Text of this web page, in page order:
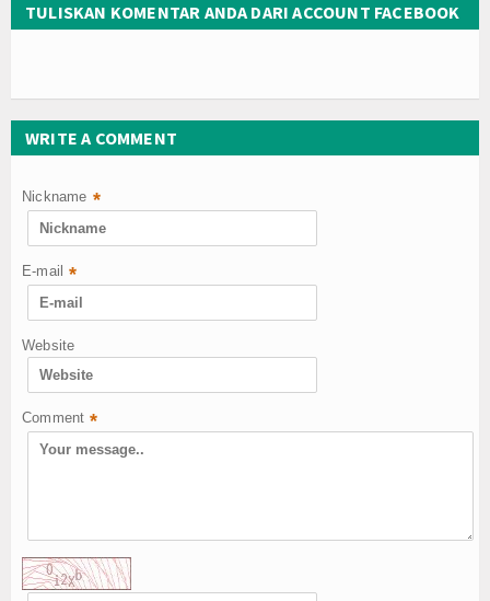
TULISKAN KOMENTAR ANDA DARI ACCOUNT FACEBOOK
WRITE A COMMENT
Nickname *
E-mail *
Website
Comment *